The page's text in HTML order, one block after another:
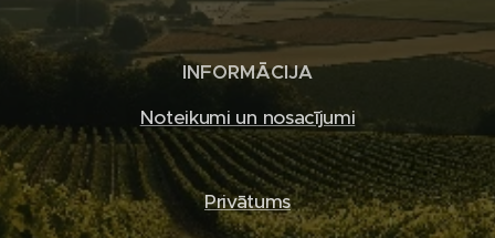
INFORMĀCIJA
Noteikumi un nosacījumi
Privātums